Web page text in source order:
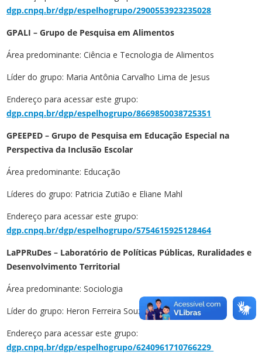
dgp.cnpq.br/dgp/espelhogrupo/2900553923235028
GPALI – Grupo de Pesquisa em Alimentos
Área predominante: Ciência e Tecnologia de Alimentos
Líder do grupo: Maria Antônia Carvalho Lima de Jesus
Endereço para acessar este grupo:
dgp.cnpq.br/dgp/espelhogrupo/8669850038725351
GPEEPED – Grupo de Pesquisa em Educação Especial na
Perspectiva da Inclusão Escolar
Área predominante: Educação
Líderes do grupo: Patricia Zutião e Eliane Mahl
Endereço para acessar este grupo:
dgp.cnpq.br/dgp/espelhogrupo/5754615925128464
LaPPRuDes – Laboratório de Políticas Públicas, Ruralidades e
Desenvolvimento Territorial
Área predominante: Sociologia
Líder do grupo: Heron Ferreira Souza
Endereço para acessar este grupo:
dgp.cnpq.br/dgp/espelhogrupo/6240961710766229